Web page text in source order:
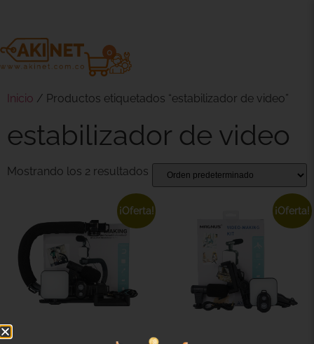
0
Inicio / Productos etiquetados “estabilizador de video”
estabilizador de video
Mostrando los 2 resultados
¡Oferta! ¡Oferta!